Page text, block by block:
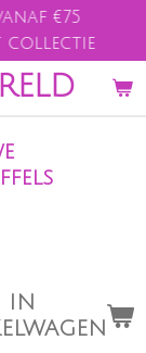
€75
collectie
IN